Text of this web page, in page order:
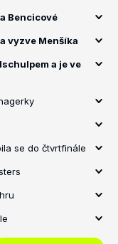
Bencicové
vyzve Menšíka
a je ve
se do čtvrtfinále